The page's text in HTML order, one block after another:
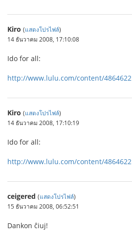
Kiro (แสดงโปรไฟล์)
14 ธันวาคม 2008, 17:10:08
Ido for all:
http://www.lulu.com/content/4864622
Kiro (แสดงโปรไฟล์)
14 ธันวาคม 2008, 17:10:19
Ido for all:
http://www.lulu.com/content/4864622
ceigered (แสดงโปรไฟล์)
15 ธันวาคม 2008, 06:52:51
Dankon ĉiuj!